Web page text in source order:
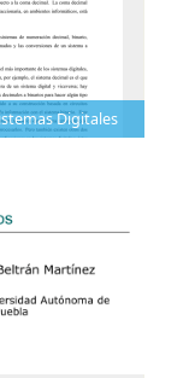
Digitales